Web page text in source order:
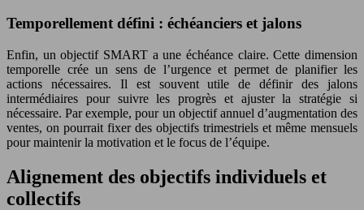
Temporellement défini : échéanciers et jalons
Enfin, un objectif SMART a une échéance claire. Cette dimension
temporelle crée un sens de l’urgence et permet de planifier les
actions nécessaires. Il est souvent utile de définir des jalons
intermédiaires pour suivre les progrès et ajuster la stratégie si
nécessaire. Par exemple, pour un objectif annuel d’augmentation des
ventes, on pourrait fixer des objectifs trimestriels et même mensuels
pour maintenir la motivation et le focus de l’équipe.
Alignement des objectifs individuels et
collectifs